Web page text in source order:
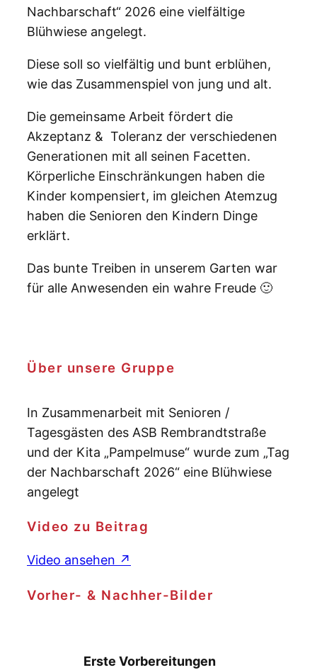
Nachbarschaft“ 2026 eine vielfältige
Blühwiese angelegt.
Diese soll so vielfältig und bunt erblühen,
wie das Zusammenspiel von jung und alt.
Die gemeinsame Arbeit fördert die
Akzeptanz & Toleranz der verschiedenen
Generationen mit all seinen Facetten.
Körperliche Einschränkungen haben die
Kinder kompensiert, im gleichen Atemzug
haben die Senioren den Kindern Dinge
erklärt.
Das bunte Treiben in unserem Garten war
für alle Anwesenden ein wahre Freude 🙂
Über unsere Gruppe
In Zusammenarbeit mit Senioren /
Tagesgästen des ASB Rembrandtstraße
und der Kita „Pampelmuse“ wurde zum „Tag
der Nachbarschaft 2026“ eine Blühwiese
angelegt
Video zu Beitrag
Video ansehen ↗
Vorher- & Nachher-Bilder
Erste Vorbereitungen